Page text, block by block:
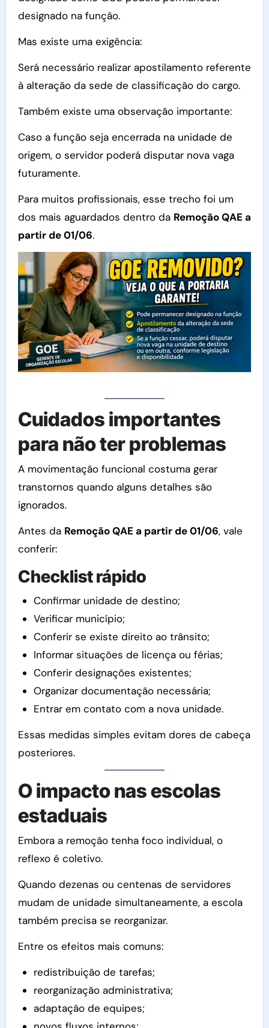
designado na função.
Mas existe uma exigência:
Será necessário realizar apostilamento referente
à alteração da sede de classificação do cargo.
Também existe uma observação importante:
Caso a função seja encerrada na unidade de
origem, o servidor poderá disputar nova vaga
futuramente.
Para muitos profissionais, esse trecho foi um
dos mais aguardados dentro da Remoção QAE a
partir de 01/06.
Cuidados importantes
para não ter problemas
A movimentação funcional costuma gerar
transtornos quando alguns detalhes são
ignorados.
Antes da Remoção QAE a partir de 01/06, vale
conferir:
Checklist rápido
Confirmar unidade de destino;
Verificar município;
Conferir se existe direito ao trânsito;
Informar situações de licença ou férias;
Conferir designações existentes;
Organizar documentação necessária;
Entrar em contato com a nova unidade.
Essas medidas simples evitam dores de cabeça
posteriores.
O impacto nas escolas
estaduais
Embora a remoção tenha foco individual, o
reflexo é coletivo.
Quando dezenas ou centenas de servidores
mudam de unidade simultaneamente, a escola
também precisa se reorganizar.
Entre os efeitos mais comuns:
redistribuição de tarefas;
reorganização administrativa;
adaptação de equipes;